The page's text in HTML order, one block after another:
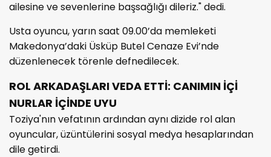
ailesine ve sevenlerine başsağlığı dileriz." dedi.
Usta oyuncu, yarın saat 09.00’da memleketi
Makedonya’daki Üsküp Butel Cenaze Evi’nde
düzenlenecek törenle defnedilecek.
ROL ARKADAŞLARI VEDA ETTİ: CANIMIN İÇİ
NURLAR İÇİNDE UYU
Toziya'nın vefatının ardından aynı dizide rol alan
oyuncular, üzüntülerini sosyal medya hesaplarından
dile getirdi.